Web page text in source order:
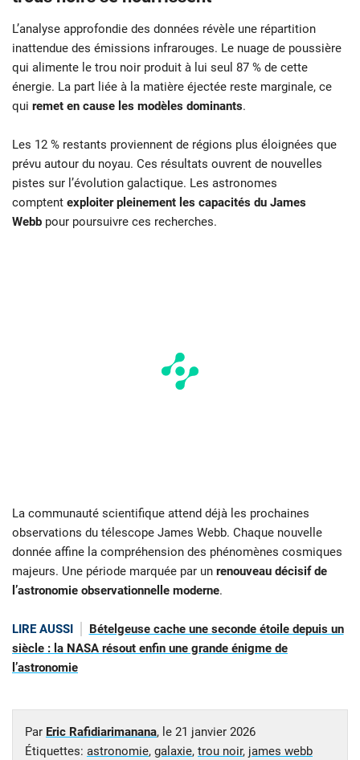
L’analyse approfondie des données révèle une répartition
inattendue des émissions infrarouges. Le nuage de poussière
qui alimente le trou noir produit à lui seul 87 % de cette
énergie. La part liée à la matière éjectée reste marginale, ce
qui remet en cause les modèles dominants.
Les 12 % restants proviennent de régions plus éloignées que
prévu autour du noyau. Ces résultats ouvrent de nouvelles
pistes sur l’évolution galactique. Les astronomes
comptent exploiter pleinement les capacités du James
Webb pour poursuivre ces recherches.
La communauté scientifique attend déjà les prochaines
observations du télescope James Webb. Chaque nouvelle
donnée affine la compréhension des phénomènes cosmiques
majeurs. Une période marquée par un renouveau décisif de
l’astronomie observationnelle moderne.
LIRE AUSSI
Bételgeuse cache une seconde étoile depuis un
siècle : la NASA résout enfin une grande énigme de
l’astronomie
Par Eric Rafidiarimanana, le 21 janvier 2026
Étiquettes: astronomie, galaxie, trou noir, james webb